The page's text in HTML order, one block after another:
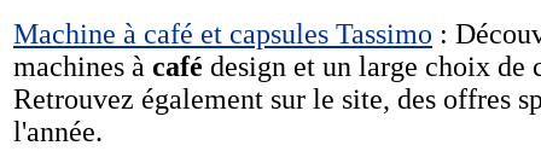
Machine à café et capsules Tassimo :
machines à café design et un large choix de
Retrouvez également sur le site, des offres
l'année.